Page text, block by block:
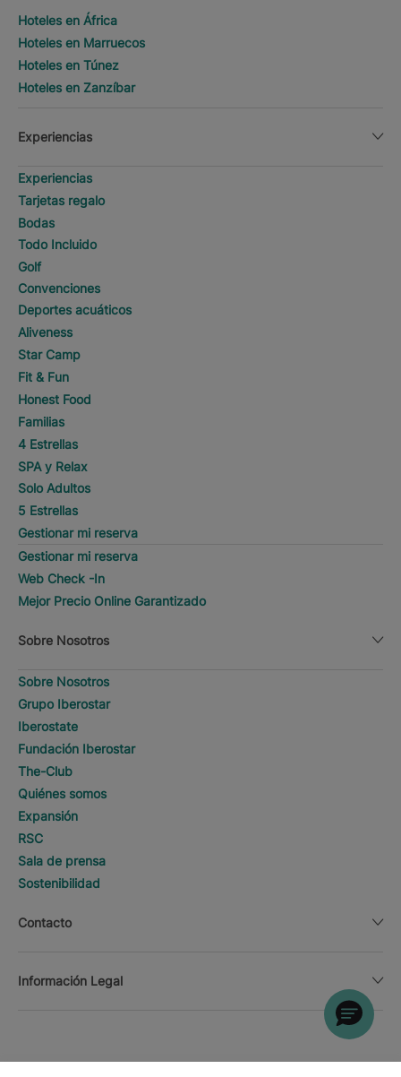
Hoteles en África
Hoteles en Marruecos
Hoteles en Túnez
Hoteles en Zanzíbar
Experiencias
Experiencias
Tarjetas regalo
Bodas
Todo Incluido
Golf
Convenciones
Deportes acuáticos
Aliveness
Star Camp
Fit & Fun
Honest Food
Familias
4 Estrellas
SPA y Relax
Solo Adultos
5 Estrellas
Gestionar mi reserva
Gestionar mi reserva
Web Check -In
Mejor Precio Online Garantizado
Sobre Nosotros
Sobre Nosotros
Grupo Iberostar
Iberostate
Fundación Iberostar
The-Club
Quiénes somos
Expansión
RSC
Sala de prensa
Sostenibilidad
Contacto
Información Legal